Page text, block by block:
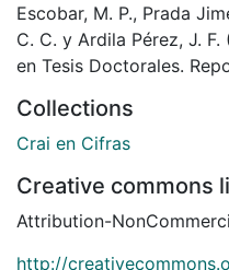
Escobar, M. P., Prada
C. C. y Ardila Pérez, J.
en Tesis Doctorales.
Collections
Crai en Cifras
Creative commons
Attribution-
http://